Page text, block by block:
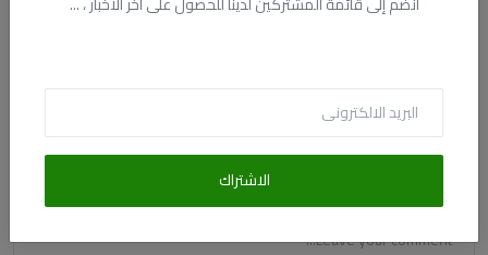
الاشتراك
البريد الالكترونى